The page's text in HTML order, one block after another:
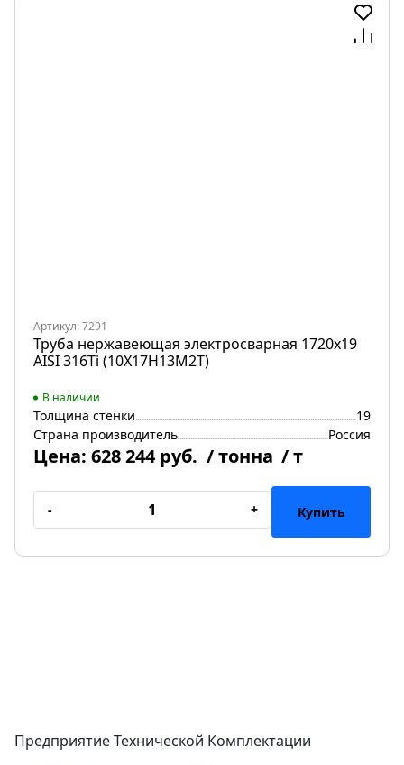
Артикул: 7291
Труба нержавеющая электросварная 1720х19
AISI 316Ti (10Х17Н13М2Т)
В наличии
Толщина стенки
19
Страна производитель
Россия
Цена: 628 244 руб. / тонна / т
- + Купить
Предприятие Технической Комплектации